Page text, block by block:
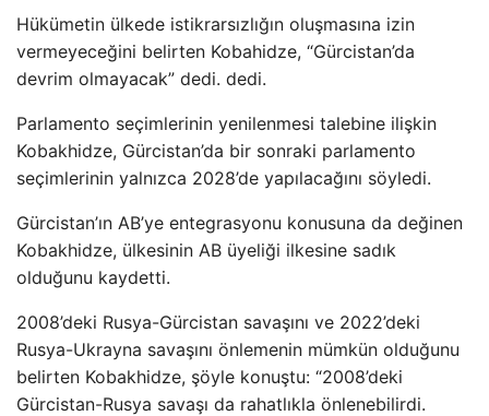
Hükümetin ülkede istikrarsızlığın oluşmasına izin
vermeyeceğini belirten Kobahidze, “Gürcistan’da
devrim olmayacak” dedi. dedi.
Parlamento seçimlerinin yenilenmesi talebine ilişkin
Kobakhidze, Gürcistan’da bir sonraki parlamento
seçimlerinin yalnızca 2028’de yapılacağını söyledi.
Gürcistan’ın AB’ye entegrasyonu konusuna da değinen
Kobakhidze, ülkesinin AB üyeliği ilkesine sadık
olduğunu kaydetti.
2008’deki Rusya-Gürcistan savaşını ve 2022’deki
Rusya-Ukrayna savaşını önlemenin mümkün olduğunu
belirten Kobakhidze, şöyle konuştu: “2008’deki
Gürcistan-Rusya savaşı da rahatlıkla önlenebilirdi.